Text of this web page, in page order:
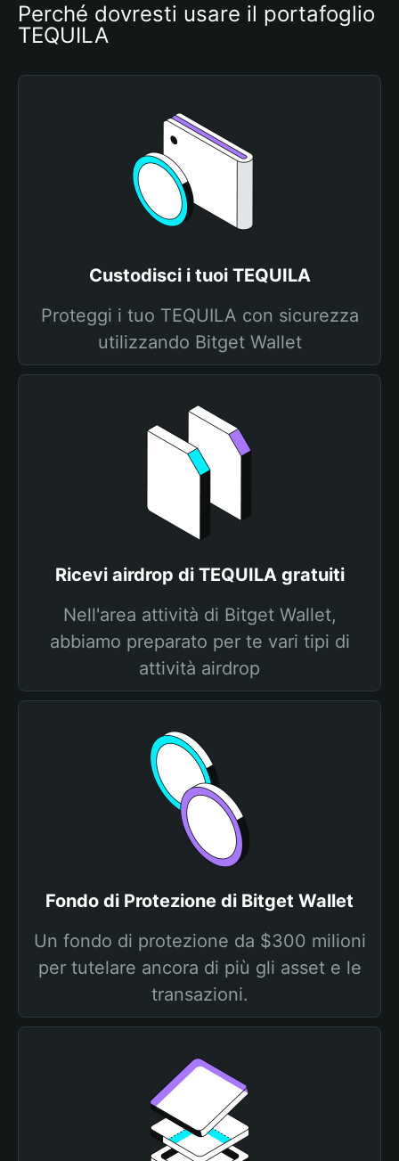
Perché dovresti usare il portafoglio
TEQUILA
Custodisci i tuoi TEQUILA
Proteggi i tuo TEQUILA con sicurezza
utilizzando Bitget Wallet
Ricevi airdrop di TEQUILA gratuiti
Nell'area attività di Bitget Wallet,
abbiamo preparato per te vari tipi di
attività airdrop
Fondo di Protezione di Bitget Wallet
Un fondo di protezione da $300 milioni
per tutelare ancora di più gli asset e le
transazioni.